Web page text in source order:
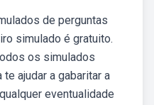
de perguntas
simulado é gratuito.
os simulados
ajudar a gabaritar a
eventualidade